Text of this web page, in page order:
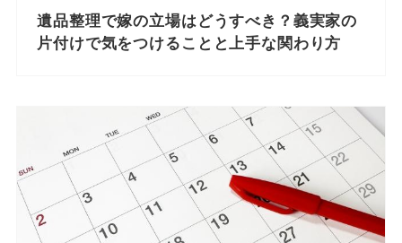
遺品整理で嫁の立場はどうすべき？義実家の
片付けで気をつけることと上手な関わり方